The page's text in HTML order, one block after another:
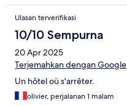
Ulasan terverifikasi
10/10 Sempurna
20 Apr 2025
Terjemahkan dengan Google
Un hôtel où s'arrêter.
olivier, perjalanan 1 malam